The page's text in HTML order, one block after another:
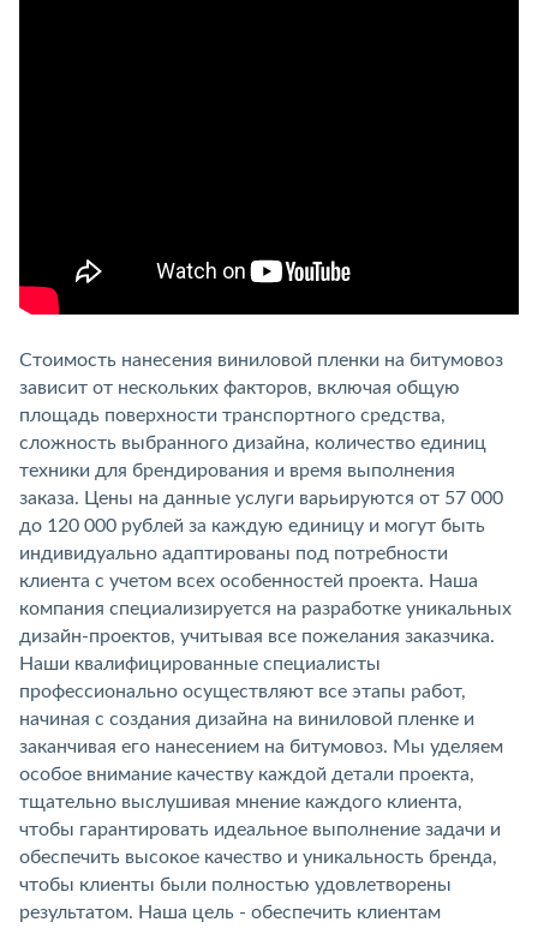
Стоимость нанесения виниловой пленки на битумовоз
зависит от нескольких факторов, включая общую
площадь поверхности транспортного средства,
сложность выбранного дизайна, количество единиц
техники для брендирования и время выполнения
заказа. Цены на данные услуги варьируются от 57 000
до 120 000 рублей за каждую единицу и могут быть
индивидуально адаптированы под потребности
клиента с учетом всех особенностей проекта. Наша
компания специализируется на разработке уникальных
дизайн-проектов, учитывая все пожелания заказчика.
Наши квалифицированные специалисты
профессионально осуществляют все этапы работ,
начиная с создания дизайна на виниловой пленке и
заканчивая его нанесением на битумовоз. Мы уделяем
особое внимание качеству каждой детали проекта,
тщательно выслушивая мнение каждого клиента,
чтобы гарантировать идеальное выполнение задачи и
обеспечить высокое качество и уникальность бренда,
чтобы клиенты были полностью удовлетворены
результатом. Наша цель - обеспечить клиентам